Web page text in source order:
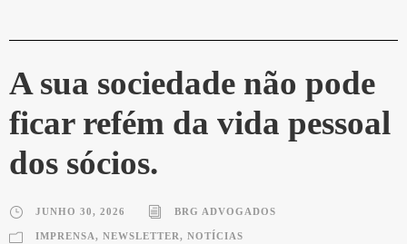
A sua sociedade não pode
ficar refém da vida pessoal
dos sócios.
JUNHO 30, 2026 BRG ADVOGADOS
IMPRENSA, NEWSLETTER, NOTÍCIAS